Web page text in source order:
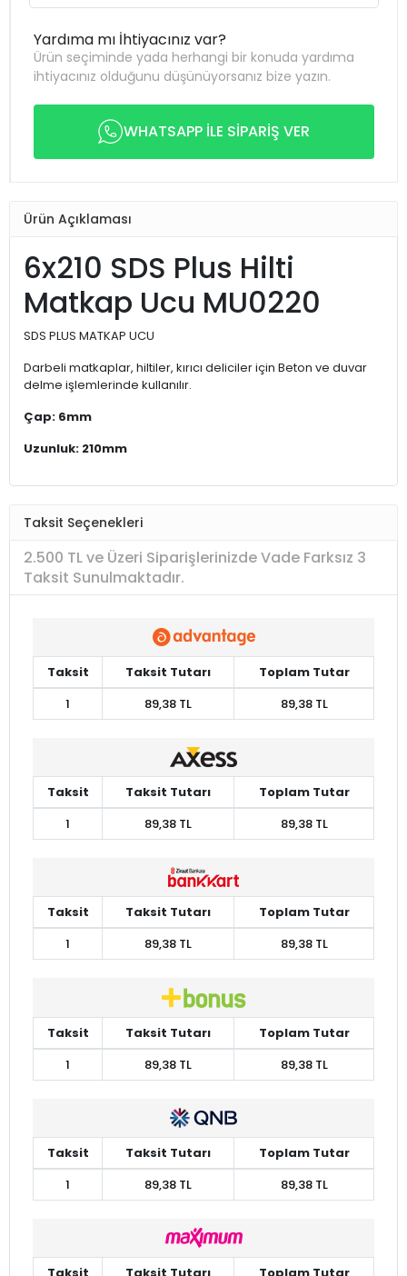
Yardıma mı İhtiyacınız var?
Ürün seçiminde yada herhangi bir konuda yardıma
ihtiyacınız olduğunu düşünüyorsanız bize yazın.
WHATSAPP İLE SİPARİŞ VER
Ürün Açıklaması
6x210 SDS Plus Hilti
Matkap Ucu MU0220
SDS PLUS MATKAP UCU
Darbeli matkaplar, hiltiler, kırıcı deliciler için Beton ve duvar
delme işlemlerinde kullanılır.
Çap: 6mm
Uzunluk: 210mm
Taksit Seçenekleri
2.500 TL ve Üzeri Siparişlerinizde Vade Farksız 3
Taksit Sunulmaktadır.
Taksit Taksit Tutarı
Toplam Tutar
1
89,38 TL 89,38 TL
Taksit Taksit Tutarı
Toplam Tutar
1
89,38 TL 89,38 TL
Taksit Taksit Tutarı
Toplam Tutar
1
89,38 TL 89,38 TL
Taksit Taksit Tutarı
Toplam Tutar
1
89,38 TL 89,38 TL
Taksit Taksit Tutarı
Toplam Tutar
1
89,38 TL 89,38 TL